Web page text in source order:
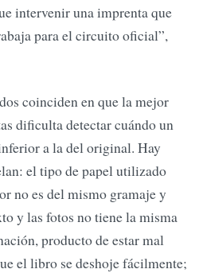
intervenir una imprenta que
para el circuito oficial”,
coinciden en que la mejor
dificulta detectar cuándo un
a la del original. Hay
el tipo de papel utilizado
no es del mismo gramaje y
y las fotos no tiene la misma
producto de estar mal
el libro se deshoje fácilmente;